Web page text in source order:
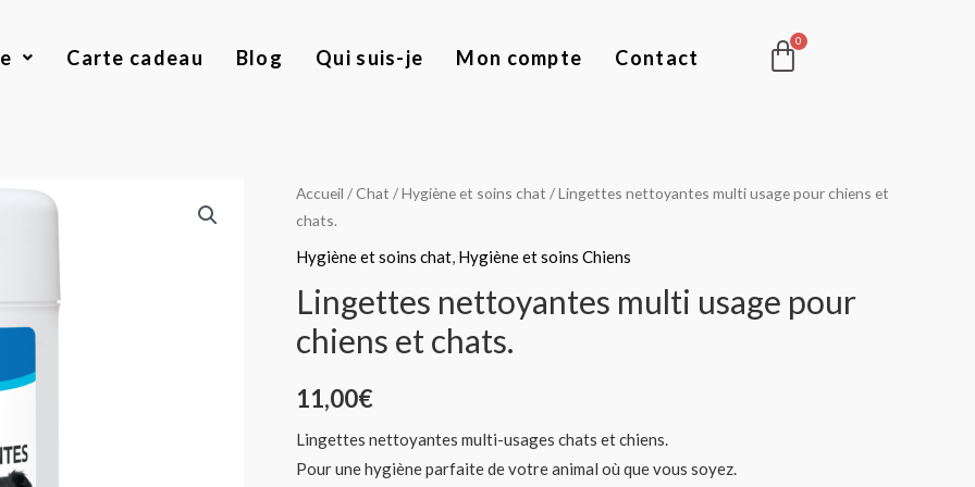
Carte cadeau Blog Qui suis-je Mon compte Contact Panier
Accueil /Chat /Hygiène et soins chat / Lingettes nettoyantes multi usage pour chiens et
chats.
Hygiène et soins chat, Hygiène et soins Chiens
Lingettes nettoyantes multi usage pour
chiens et chats.
11,00€
Lingettes nettoyantes multi-usages chats et chiens.
Pour une hygiène parfaite de votre animal où que vous soyez.
quantité
de
Lingettes
multi
usage
chiens